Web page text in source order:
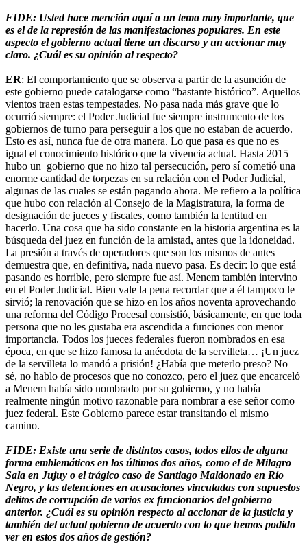
FIDE: Usted hace mención aquí a un tema muy importante, que
es el de la represión de las manifestaciones populares. En este
aspecto el gobierno actual tiene un discurso y un accionar muy
claro. ¿Cuál es su opinión al respecto?
ER: El comportamiento que se observa a partir de la asunción de
este gobierno puede catalogarse como “bastante histórico”. Aquellos
vientos traen estas tempestades. No pasa nada más grave que lo
ocurrió siempre: el Poder Judicial fue siempre instrumento de los
gobiernos de turno para perseguir a los que no estaban de acuerdo.
Esto es así, nunca fue de otra manera. Lo que pasa es que no es
igual el conocimiento histórico que la vivencia actual. Hasta 2015
hubo un gobierno que no hizo tal persecución, pero sí cometió una
enorme cantidad de torpezas en su relación con el Poder Judicial,
algunas de las cuales se están pagando ahora. Me refiero a la política
que hubo con relación al Consejo de la Magistratura, la forma de
designación de jueces y fiscales, como también la lentitud en
hacerlo. Una cosa que ha sido constante en la historia argentina es la
búsqueda del juez en función de la amistad, antes que la idoneidad.
La presión a través de operadores que son los mismos de antes
demuestra que, en definitiva, nada nuevo pasa. Es decir: lo que está
pasando es horrible, pero siempre fue así. Menem también intervino
en el Poder Judicial. Bien vale la pena recordar que a él tampoco le
sirvió; la renovación que se hizo en los años noventa aprovechando
una reforma del Código Procesal consistió, básicamente, en que toda
persona que no les gustaba era ascendida a funciones con menor
importancia. Todos los jueces federales fueron nombrados en esa
época, en que se hizo famosa la anécdota de la servilleta… ¡Un juez
de la servilleta lo mandó a prisión! ¿Había que meterlo preso? No
sé, no hablo de procesos que no conozco, pero el juez que encarceló
a Menem había sido nombrado por su gobierno, y no había
realmente ningún motivo razonable para nombrar a ese señor como
juez federal. Este Gobierno parece estar transitando el mismo
camino.
FIDE: Existe una serie de distintos casos, todos ellos de alguna
forma emblemáticos en los últimos dos años, como el de Milagro
Sala en Jujuy o el trágico caso de Santiago Maldonado en Río
Negro, y las detenciones en acusaciones vinculadas con supuestos
delitos de corrupción de varios ex funcionarios del gobierno
anterior. ¿Cuál es su opinión respecto al accionar de la justicia y
también del actual gobierno de acuerdo con lo que hemos podido
ver en estos dos años de gestión?